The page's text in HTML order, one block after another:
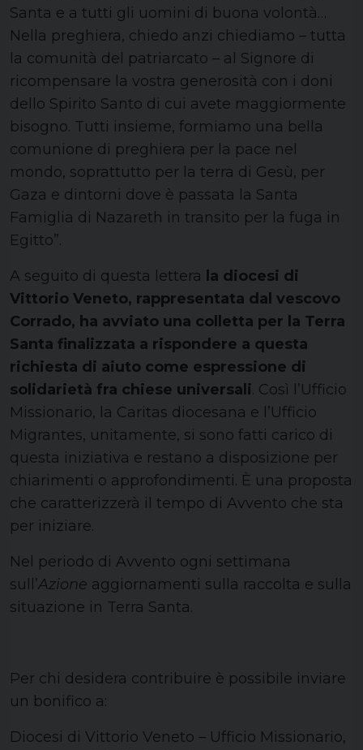
Santa e a tutti gli uomini di buona volontà…
Nella preghiera, chiedo anzi chiediamo – tutta
la comunità del patriarcato – al Signore di
ricompensare la vostra generosità con i doni
dello Spirito Santo di cui avete maggiormente
bisogno. Tutti insieme, formiamo una bella
comunione di preghiera per la pace nel
mondo, soprattutto per la terra di Gesù, per
Gaza e dintorni dove è passata la Santa
Famiglia di Nazareth in transito per la fuga in
Egitto”.
A seguito di questa lettera la diocesi di
Vittorio Veneto, rappresentata dal vescovo
Corrado, ha avviato una colletta per la Terra
Santa finalizzata a rispondere a questa
richiesta di aiuto come espressione di
solidarietà fra chiese universali. Così l’Ufficio
Missionario, la Caritas diocesana e l’Ufficio
Migrantes, unitamente, si sono fatti carico di
questa iniziativa e restano a disposizione per
chiarimenti o approfondimenti. È una proposta
che caratterizzerà il tempo di Avvento che sta
per iniziare.
Nel periodo di Avvento ogni settimana
sull’Azione aggiornamenti sulla raccolta e sulla
situazione in Terra Santa.
Per chi desidera contribuire è possibile inviare
un bonifico a:
Diocesi di Vittorio Veneto – Ufficio Missionario,